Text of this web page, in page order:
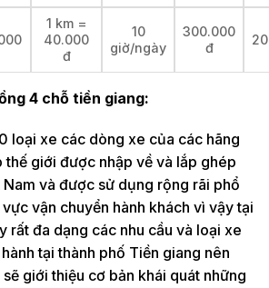
1 km =
40.000
đ
10
giờ/ngày
300.000
đ
4 chỗ tiền giang:
loại xe các dòng xe của các hãng
giới được nhập về và lắp ghép
và được sử dụng rộng rãi phổ
vận chuyển hành khách vì vậy tại
rất đa dạng các nhu cầu và loại xe
tại thành phố Tiền giang nên
giới thiệu cơ bản khái quát những